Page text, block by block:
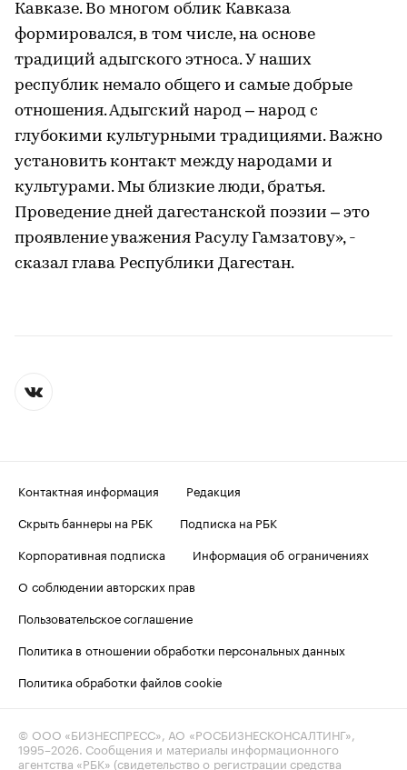
Кавказе. Во многом облик Кавказа
формировался, в том числе, на основе
традиций адыгского этноса. У наших
республик немало общего и самые добрые
отношения. Адыгский народ – народ с
глубокими культурными традициями. Важно
установить контакт между народами и
культурами. Мы близкие люди, братья.
Проведение дней дагестанской поэзии – это
проявление уважения Расулу Гамзатову», -
сказал глава Республики Дагестан.
Контактная информация
Редакция
Скрыть баннеры на РБК
Подписка на РБК
Корпоративная подписка
Информация об ограничениях
О соблюдении авторских прав
Пользовательское соглашение
Политика в отношении обработки персональных данных
Политика обработки файлов cookie
© ООО «БИЗНЕСПРЕСС», АО «РОСБИЗНЕСКОНСАЛТИНГ»,
1995–2026. Сообщения и материалы информационного
агентства «РБК» (свидетельство о регистрации средства